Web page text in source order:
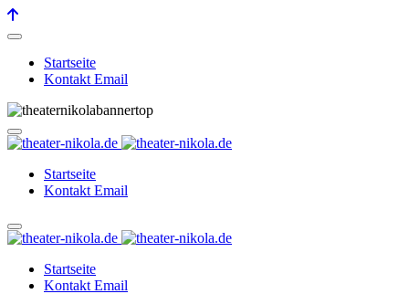
Startseite
Kontakt Email
Startseite
Kontakt Email
Startseite
Kontakt Email